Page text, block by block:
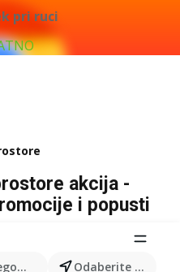
pri ruci
proizvode... Odaberite grad
akcija -
i popusti
taj izraz.